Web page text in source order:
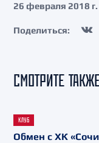
26 февраля 2018 г.
Поделиться:
СМОТРИТЕ
КЛУБ
Обмен с ХК